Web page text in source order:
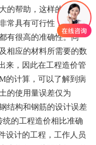
的帮助，这样的设计能
常具有可行性，在工程
有很高的准确性。同
相应的材料所需要的数
来，因此在工程造价管
的计算，可以了解到病
的使用量误差仅为
结构和钢筋的设计误差
的工程造价相比准确
设计的工程，工作人员